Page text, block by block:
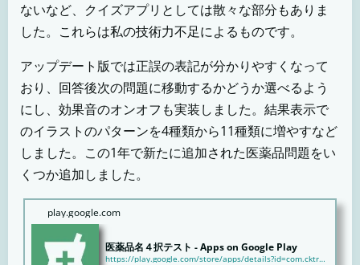
ないなど、クイズアプリとしては散々な部分もありま
した。これらは私の技術力不足によるものです。
アップデート版では正誤の表記が分かりやすくなって
おり、回答後次の問題に移動するかどうか選べるよう
にし、効果音のオンオフも実装しました。結果表示で
のイラストのパターンを4種類から11種類に増やすなど
しました。この1年で新たに追加された医薬品問題をい
くつか追加しました。
play.google.com
医薬品名４択テスト - Apps on Google Play
https://play.google.com/store/apps/details?id=com.cktrc.genericdrug